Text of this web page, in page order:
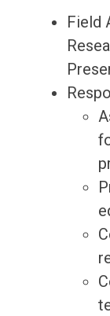
Field